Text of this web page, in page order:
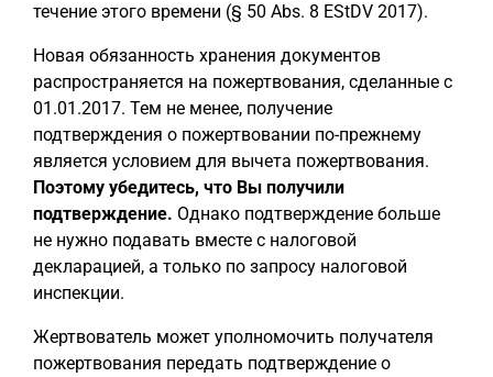
течение этого времени (§ 50 Abs. 8 EStDV 2017).
Новая обязанность хранения документов
распространяется на пожертвования, сделанные с
01.01.2017. Тем не менее, получение
подтверждения о пожертвовании по-прежнему
является условием для вычета пожертвования.
Поэтому убедитесь, что Вы получили
подтверждение. Однако подтверждение больше
не нужно подавать вместе с налоговой
декларацией, а только по запросу налоговой
инспекции.
Жертвователь может уполномочить получателя
пожертвования передать подтверждение о